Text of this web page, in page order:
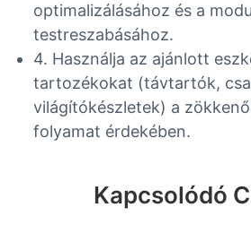
optimalizálásához és a
testreszabásához.
4. Használja az ajánlott
tartozékokat (távtartók,
világítókészletek) a
folyamat érdekében.
Kapcsolódó